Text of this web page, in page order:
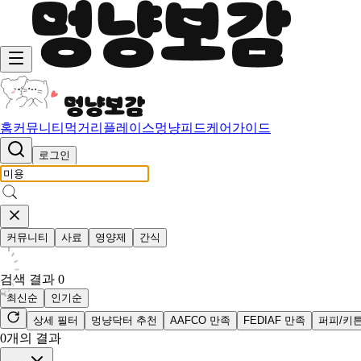
홈커뮤니티 먹거리 플레이스멍냥피드케어가이드
로그인
커뮤니티 사료 영양제 간식
검색 결과 0
최신순
인기순
상세 필터
멍냥닥터 추천 AAFCO 만족 FEDIAF 만족 퍼피/키
0개의 결과